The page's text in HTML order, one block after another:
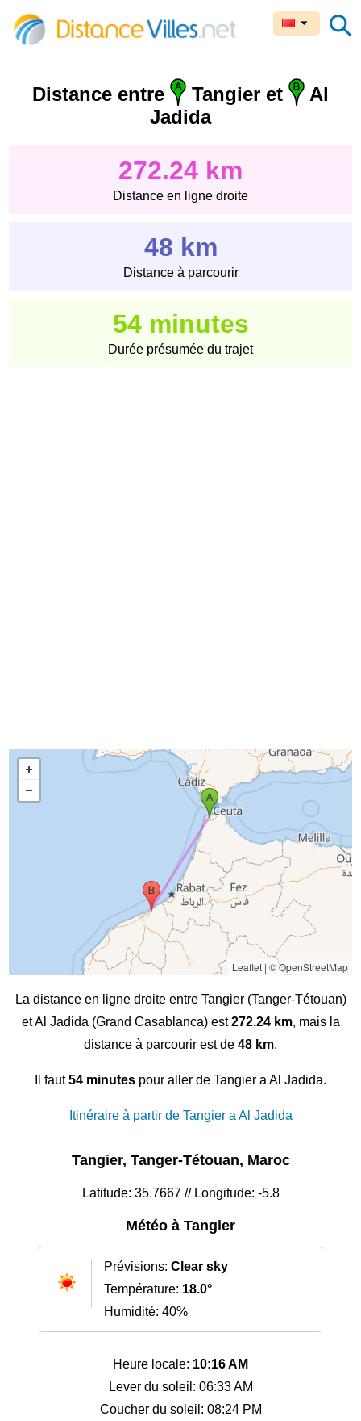
Distance entre Tangier et
Al
Jadida
272.24 km
Distance en ligne droite
48 km
Distance à parcourir
54 minutes
Durée présumée du trajet
Leaflet| © OpenStreetMap
La distance en ligne droite entre Tangier (Tanger-Tétouan)
et Al Jadida (Grand Casablanca) est272.24 km, mais la
distance à parcourir est de 48 km.
Il faut54 minutes pour aller de Tangier a Al Jadida.
Itinéraire à partir de Tangier a Al Jadida
Tangier, Tanger-Tétouan, Maroc
Latitude: 35.7667 // Longitude: -5.8
Météo à Tangier
Prévisions: Clear sky
Température: 18.0°
Humidité: 40%
Heure locale: 10:16 AM
Lever du soleil: 06:33 AM
Coucher du soleil: 08:24 PM